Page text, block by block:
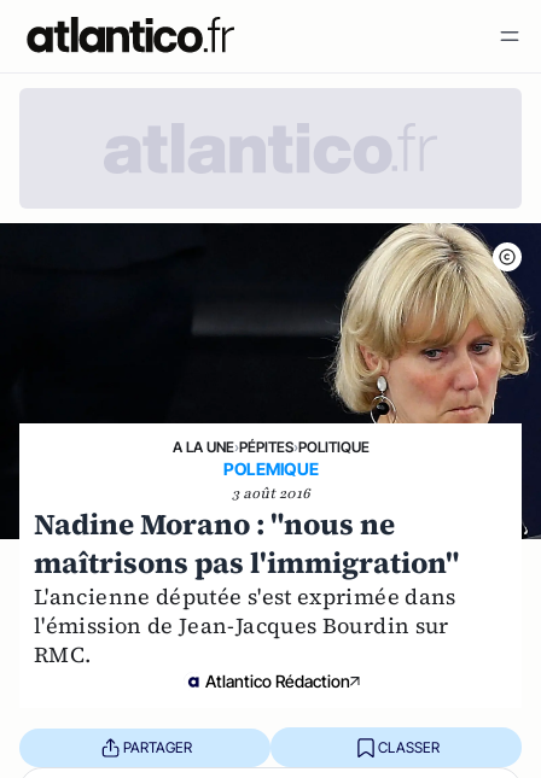
A LA UNE›PÉPITES›POLITIQUE
POLEMIQUE
3 août 2016
Nadine Morano : "nous ne
maîtrisons pas l'immigration"
L'ancienne députée s'est exprimée dans
l'émission de Jean-Jacques Bourdin sur
RMC.
Atlantico Rédaction
PARTAGER CLASSER